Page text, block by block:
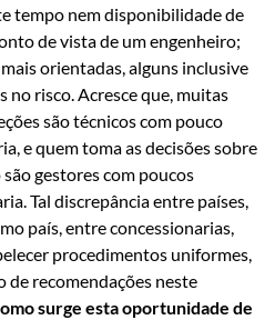
tempo nem disponibilidade de
de vista de um engenheiro;
orientadas, alguns inclusive
no risco. Acresce que, muitas
são técnicos com pouco
e quem toma as decisões sobre
gestores com poucos
Tal discrepância entre países,
país, entre concessionarias,
procedimentos uniformes,
de recomendações neste
surge esta oportunidade de